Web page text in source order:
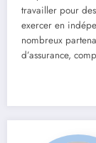
travailler pour
exercer en
nombreux
d’assurance,